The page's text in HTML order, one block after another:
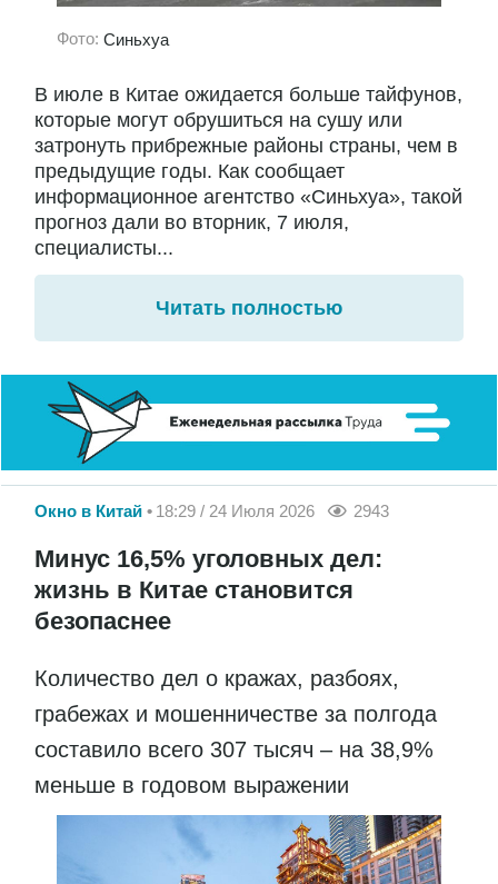
Фото: Синьхуа
В июле в Китае ожидается больше тайфунов,
которые могут обрушиться на сушу или
затронуть прибрежные районы страны, чем в
предыдущие годы. Как сообщает
информационное агентство «Синьхуа», такой
прогноз дали во вторник, 7 июля,
специалисты...
Читать полностью
Окно в Китай 18:29 / 24 Июля 2026 2943
Минус 16,5% уголовных дел:
жизнь в Китае становится
безопаснее
Количество дел о кражах, разбоях,
грабежах и мошенничестве за полгода
составило всего 307 тысяч – на 38,9%
меньше в годовом выражении